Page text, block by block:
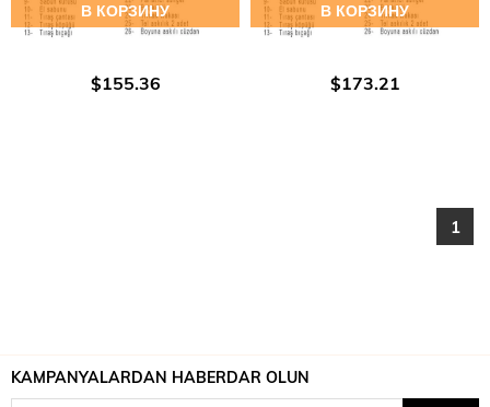
В КОРЗИНУ
$155.36
В КОРЗИНУ
$173.21
1
KAMPANYALARDAN HABERDAR OLUN